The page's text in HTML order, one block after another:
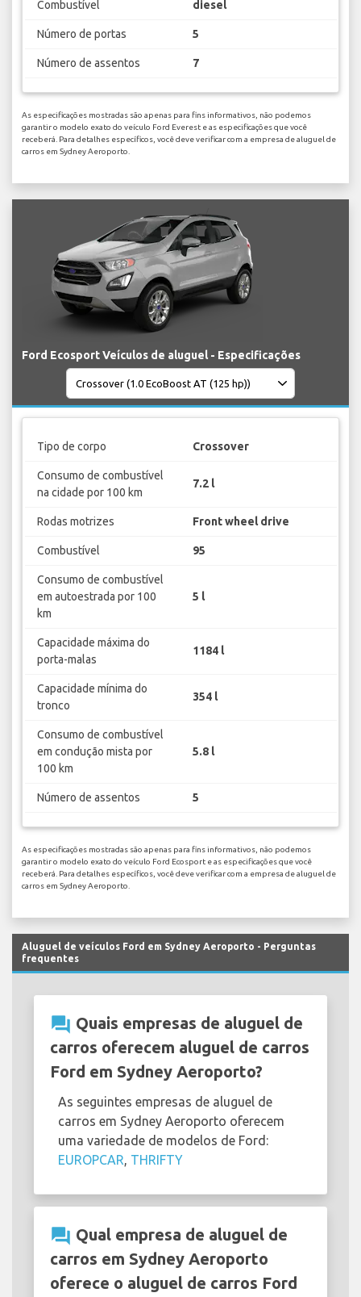
Combustível diesel
Número de portas 5
Número de assentos 7
As especificações mostradas são apenas para fins informativos, não podemos
garantir o modelo exato do veículo Ford Everest e as especificações que você
receberá. Para detalhes específicos, você deve verificar com a empresa de aluguel de
carros em Sydney Aeroporto.
Ford Ecosport Veículos de aluguel - Especificações
Tipo de corpo Crossover
Consumo de combustível
na cidade por 100 km
7.2 l
Rodas motrizes Front wheel drive
Combustível 95
Consumo de combustível
em autoestrada por 100
km
5 l
Capacidade máxima do
porta-malas
1184 l
Capacidade mínima do
tronco
354 l
Consumo de combustível
em condução mista por
100 km
5.8 l
Número de assentos 5
As especificações mostradas são apenas para fins informativos, não podemos
garantir o modelo exato do veículo Ford Ecosport e as especificações que você
receberá. Para detalhes específicos, você deve verificar com a empresa de aluguel de
carros em Sydney Aeroporto.
Aluguel de veículos Ford em Sydney Aeroporto - Perguntas
frequentes
question_answer Quais empresas de aluguel de
carros oferecem aluguel de carros
Ford em Sydney Aeroporto?
As seguintes empresas de aluguel de
carros em Sydney Aeroporto oferecem
uma variedade de modelos de Ford:
EUROPCAR, THRIFTY
question_answer Qual empresa de aluguel de
carros em Sydney Aeroporto
oferece o aluguel de carros Ford